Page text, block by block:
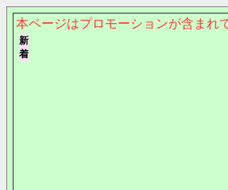
本ページはプロモーションが含まれ